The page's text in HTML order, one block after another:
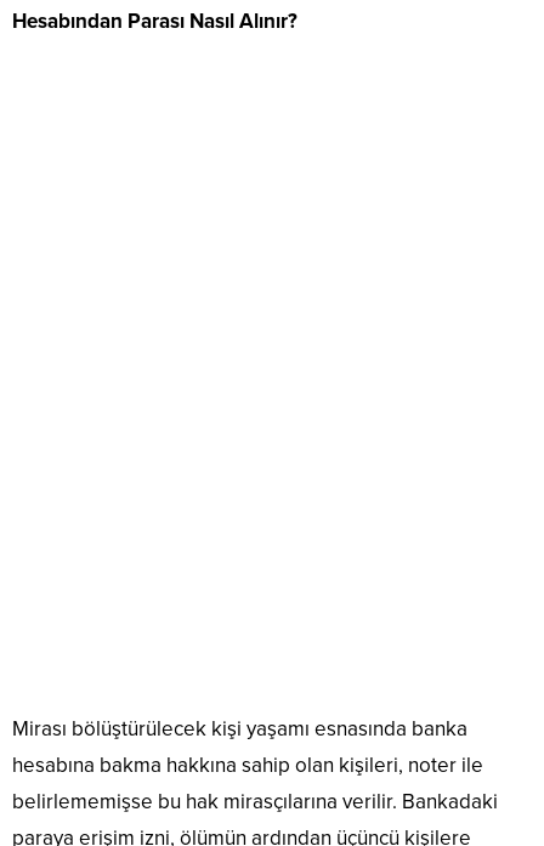
Hesabından Parası Nasıl Alınır?
Mirası bölüştürülecek kişi yaşamı esnasında banka
hesabına bakma hakkına sahip olan kişileri, noter ile
belirlememişse bu hak mirasçılarına verilir. Bankadaki
paraya erişim izni, ölümün ardından üçüncü kişilere